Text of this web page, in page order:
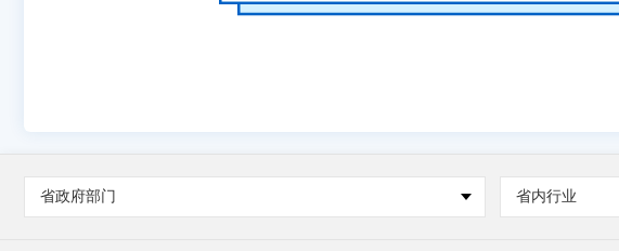
省政府部门 省内行业